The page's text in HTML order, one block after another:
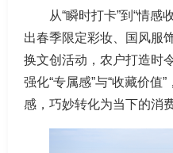
从“瞬时打卡”到“情感
出春季限定彩妆、国风服
换文创活动，农户打造
强化“专属感”与“收藏价值
感，巧妙转化为当下的消